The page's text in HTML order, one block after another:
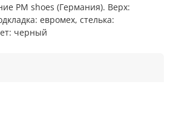
PM shoes (Германия). Верх:
евромех, стелька:
черный